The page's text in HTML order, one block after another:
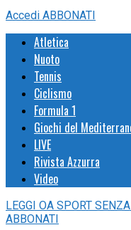
Accedi ABBONATI
Atletica
Nuoto
Tennis
Ciclismo
Formula 1
Giochi del
LIVE
Rivista Azzurra
Video
LEGGI OA SPORT
ABBONATI